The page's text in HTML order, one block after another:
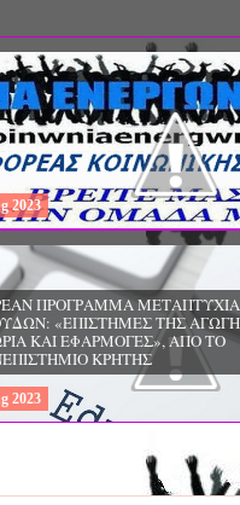
2023
ΠΡΟΓΡΑΜΜΑ
«ΕΠΙΣΤΗΜΕΣ ΤΗΣ
ΚΑΙ ΕΦΑΡΜΟΓΕΣ», ΑΠΟ ΤΟ
ΚΡΗΤΗΣ
2023